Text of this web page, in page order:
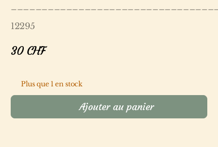
12295
30CHF
Plus que 1 en stock
Ajouter au panier